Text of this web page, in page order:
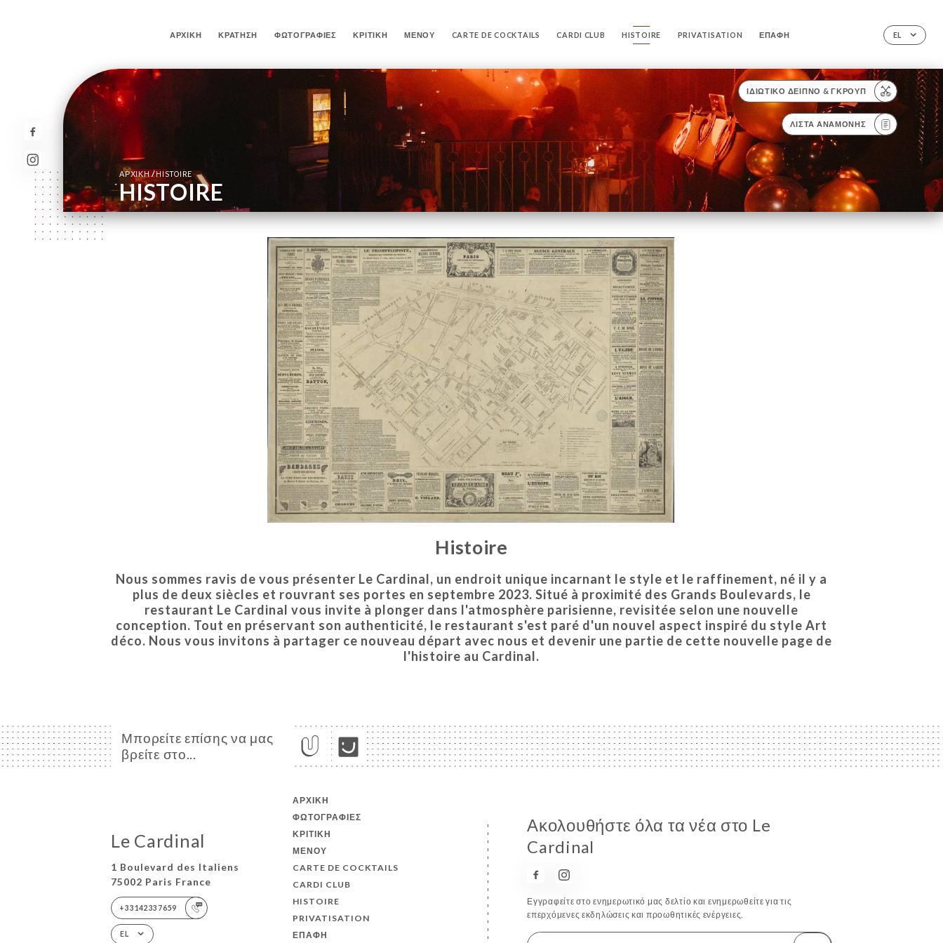
EL
ΑΡΧΙΚΉ ΚΡΆΤΗΣΗ ΦΩΤΟΓΡΑΦΊΕΣ ΚΡΙΤΙΚΉ ΜΕΝΟΎ CARTE DE COCKTAILS CARDI CLUB HISTOIRE PRIVATISATION ΕΠΑΦΉ
ΙΔΙΩΤΙΚΌ ΔΕΊΠΝΟ & ΓΚΡΟΥΠ
ΛΊΣΤΑ ΑΝΑΜΟΝΉΣ
ΑΡΧΙΚΉ/HISTOIRE
HISTOIRE
Histoire
Nous sommes ravis de vous présenter Le Cardinal, un endroit unique incarnant le style et le raffinement, né il y a
plus de deux siècles et rouvrant ses portes en septembre 2023. Situé à proximité des Grands Boulevards, le
restaurant Le Cardinal vous invite à plonger dans l'atmosphère parisienne, revisitée selon une nouvelle
conception. Tout en préservant son authenticité, le restaurant s'est paré d'un nouvel aspect inspiré du style Art
déco. Nous vous invitons à partager ce nouveau départ avec nous et devenir une partie de cette nouvelle page de
l'histoire au Cardinal.
Μπορείτε επίσης να μας
βρείτε στο...
Le Cardinal
1 Boulevard des Italiens
75002 Paris France
+33142337659
EL
ΑΡΧΙΚΉ
ΦΩΤΟΓΡΑΦΊΕΣ
ΚΡΙΤΙΚΉ
ΜΕΝΟΎ
CARTE DE COCKTAILS
CARDI CLUB
HISTOIRE
PRIVATISATION
ΕΠΑΦΉ
Ακολουθήστε όλα τα νέα στο Le
Cardinal
Εγγραφείτε στο ενημερωτικό μας δελτίο και ενημερωθείτε για τις
επερχόμενες εκδηλώσεις και προωθητικές ενέργειες.